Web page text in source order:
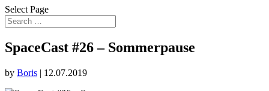
Select Page
SpaceCast #26 – Sommerpause
by Boris | 12.07.2019